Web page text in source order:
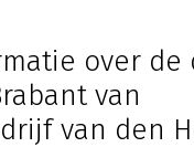
over de
van
van den